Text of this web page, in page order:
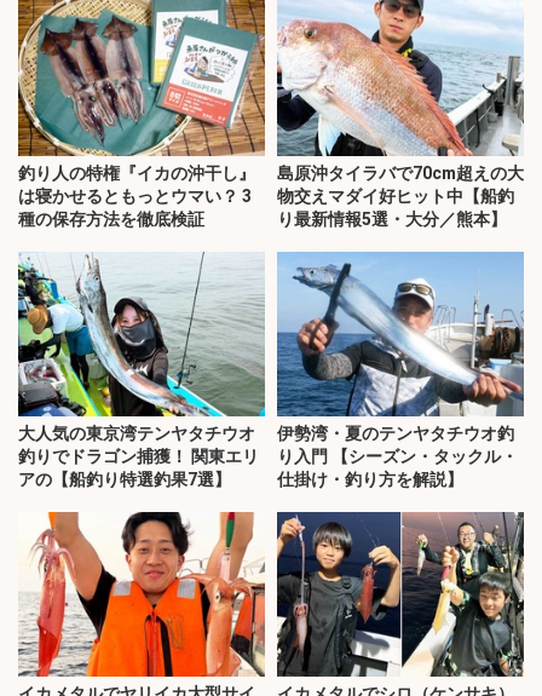
釣り人の特権『イカの沖干し』
は寝かせるともっとウマい？ 3
種の保存方法を徹底検証
島原沖タイラバで70cm超えの大
物交えマダイ好ヒット中【船釣
り最新情報5選・大分／熊本】
大人気の東京湾テンヤタチウオ
釣りでドラゴン捕獲！ 関東エリ
アの【船釣り特選釣果7選】
伊勢湾・夏のテンヤタチウオ釣
り入門 【シーズン・タックル・
仕掛け・釣り方を解説】